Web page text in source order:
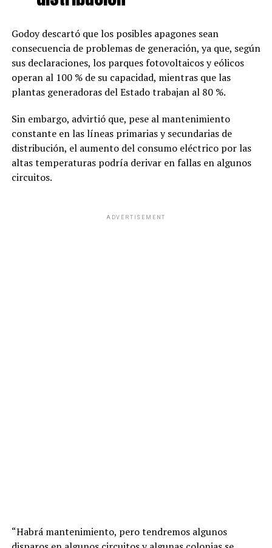
Godoy descartó que los posibles apagones sean
consecuencia de problemas de generación, ya que, según
sus declaraciones, los parques fotovoltaicos y eólicos
operan al 100 % de su capacidad, mientras que las
plantas generadoras del Estado trabajan al 80 %.
Sin embargo, advirtió que, pese al mantenimiento
constante en las líneas primarias y secundarias de
distribución, el aumento del consumo eléctrico por las
altas temperaturas podría derivar en fallas en algunos
circuitos.
ADVERTISEMENT
“Habrá mantenimiento, pero tendremos algunos